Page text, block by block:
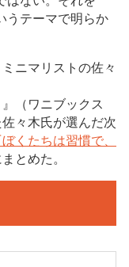
うテーマで明らか
ニマリストの佐々
（ワニブックス
々木氏が選んだ次
ぼくたちは習慣で、
とめた。